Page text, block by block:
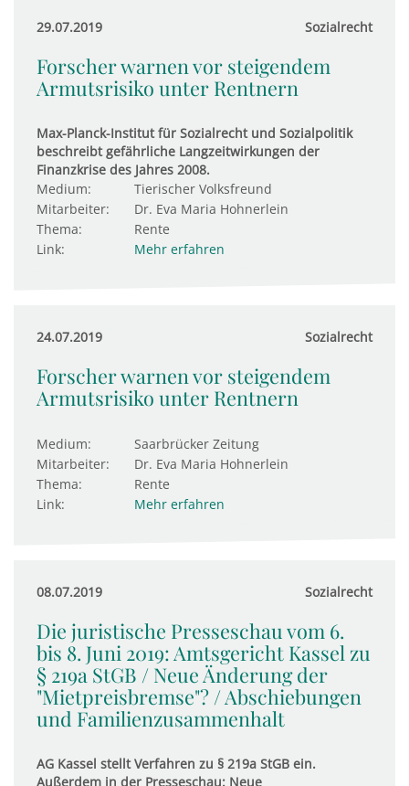
29.07.2019 Sozialrecht
Forscher warnen vor steigendem
Armutsrisiko unter Rentnern
Max-Planck-Institut für Sozialrecht und Sozialpolitik
beschreibt gefährliche Langzeitwirkungen der
Finanzkrise des Jahres 2008.
Medium:
Tierischer Volksfreund
Mitarbeiter:
Dr. Eva Maria Hohnerlein
Thema:
Rente
Link:
Mehr erfahren
24.07.2019 Sozialrecht
Forscher warnen vor steigendem
Armutsrisiko unter Rentnern
Medium:
Saarbrücker Zeitung
Mitarbeiter:
Dr. Eva Maria Hohnerlein
Thema:
Rente
Link:
Mehr erfahren
08.07.2019 Sozialrecht
Die juristische Presseschau vom 6.
bis 8. Juni 2019: Amts­ge­richt Kassel zu
§ 219a StGB / Neue Ände­rung der
"Miet­p­reis­b­remse"? / Ab­schie­bungen
und Fami­li­en­zu­sam­men­halt
AG Kassel stellt Verfahren zu § 219a StGB ein.
Außerdem in der Presseschau: Neue